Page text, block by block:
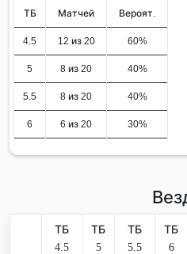
ТБ Матчей Вероят.
4.5 12 из 20 60%
5 8 из 20 40%
5.5 8 из 20 40%
6 6 из 20 30%
ТБ
4.5
ТБ
5
ТБ
5.5
ТБ
6